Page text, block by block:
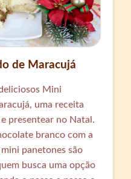
de Maracujá
Mini
uma receita
presentear no Natal.
branco com a
panetones são
busca uma opção